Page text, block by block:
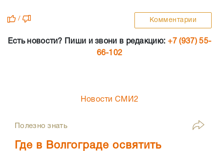
/ Комментарии
Есть новости? Пиши и звони в редакцию: +7 (937) 55-
66-102
Новости СМИ2
Полезно знать
Где в Волгограде освятить